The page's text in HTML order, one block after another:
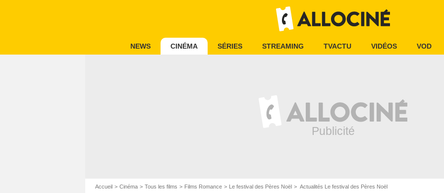
NEWS CINÉMA SÉRIES STREAMING TVACTU VIDÉOS VOD
Accueil Cinéma Tous les films Films Romance Le festival des Pères Noël Actualités Le festival des Pères Noël